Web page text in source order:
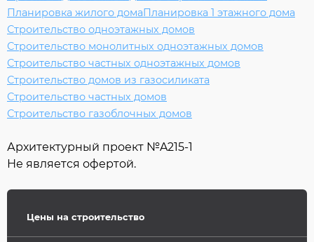
Планировка жилого домаПланировка 1 этажного дома
Строительство одноэтажных домов
Строительство монолитных одноэтажных домов
Строительство частных одноэтажных домов
Строительство домов из газосиликата
Строительство частных домов
Строительство газоблочных домов
Архитектурный проект №A215-1
Не является офертой.
Цены на строительство